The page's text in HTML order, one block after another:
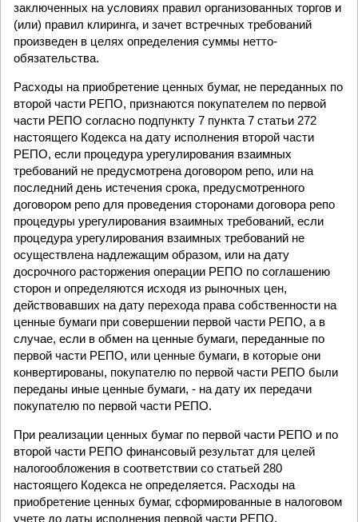
заключенных на условиях правил организованных торгов и
(или) правил клиринга, и зачет встречных требований
произведен в целях определения суммы нетто-
обязательства.
Расходы на приобретение ценных бумаг, не переданных по
второй части РЕПО, признаются покупателем по первой
части РЕПО согласно подпункту 7 пункта 7 статьи 272
настоящего Кодекса на дату исполнения второй части
РЕПО, если процедура урегулирования взаимных
требований не предусмотрена договором репо, или на
последний день истечения срока, предусмотренного
договором репо для проведения сторонами договора репо
процедуры урегулирования взаимных требований, если
процедура урегулирования взаимных требований не
осуществлена надлежащим образом, или на дату
досрочного расторжения операции РЕПО по соглашению
сторон и определяются исходя из рыночных цен,
действовавших на дату перехода права собственности на
ценные бумаги при совершении первой части РЕПО, а в
случае, если в обмен на ценные бумаги, переданные по
первой части РЕПО, или ценные бумаги, в которые они
конвертированы, покупателю по первой части РЕПО были
переданы иные ценные бумаги, - на дату их передачи
покупателю по первой части РЕПО.
При реализации ценных бумаг по первой части РЕПО и по
второй части РЕПО финансовый результат для целей
налогообложения в соответствии со статьей 280
настоящего Кодекса не определяется. Расходы на
приобретение ценных бумаг, сформированные в налоговом
учете до даты исполнения первой части РЕПО,